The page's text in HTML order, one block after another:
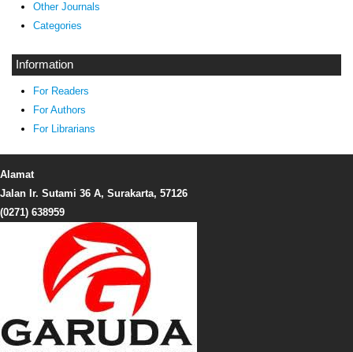
Other Journals
Categories
Information
For Readers
For Authors
For Librarians
Alamat
Jalan Ir. Sutami 36 A, Surakarta, 57126
(0271) 638959